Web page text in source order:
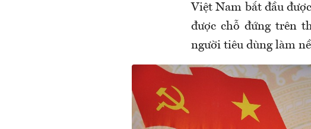
Việt Nam bắt đầu
được chỗ đứng trên
người tiêu dùng làm